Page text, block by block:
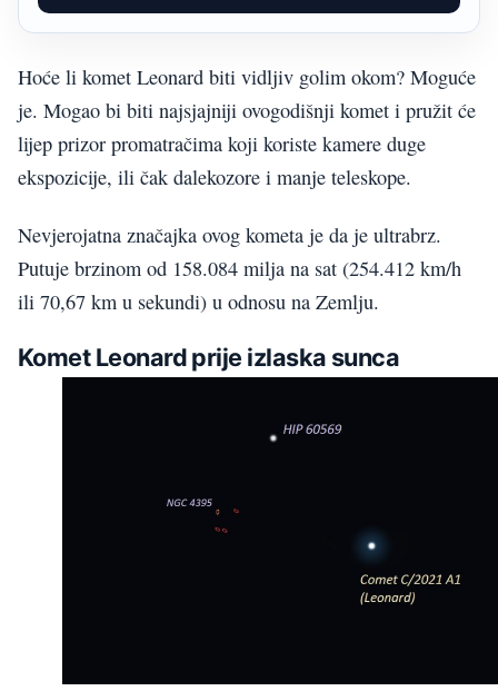
Hoće li komet Leonard biti vidljiv golim okom? Moguće
je. Mogao bi biti najsjajniji ovogodišnji komet i pružit će
lijep prizor promatračima koji koriste kamere duge
ekspozicije, ili čak dalekozore i manje teleskope.
Nevjerojatna značajka ovog kometa je da je ultrabrz.
Putuje brzinom od 158.084 milja na sat (254.412 km/h
ili 70,67 km u sekundi) u odnosu na Zemlju.
Komet Leonard prije izlaska sunca